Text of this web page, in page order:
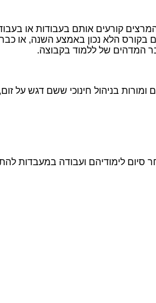
קורעים אותם בעבודות או
הלא נכון באמצע השנה, או
בניהול חינוכי ששם דגש על